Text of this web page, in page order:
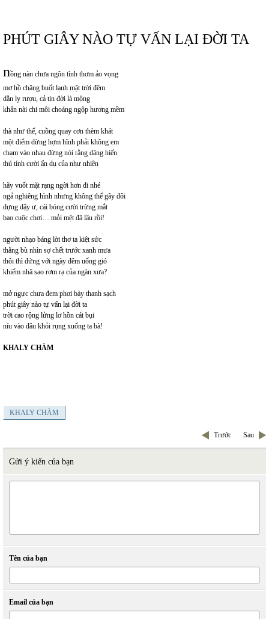
PHÚT GIÂY NÀO TỰ VẤN LẠI ĐỜI TA
nồng nàn chưa ngôn tình thơm ảo vọng
mơ hồ chăng buốt lạnh mặt trời đêm
dằn ly rượu, cả tin đời là mộng
khẩn nài chi môi choáng ngộp hương mềm
thà như thế, cuồng quay cơn thèm khát
một điểm dừng hợm hĩnh phải không em
chạm vào nhau đừng nói rằng dâng hiến
thú tính cười ẩn dụ của như nhiên
hãy vuốt mặt rạng ngời hơn đi nhé
ngả nghiêng hình nhưng không thể gãy đôi
dựng dậy ư, cái bóng cười trừng mắt
bao cuộc chơi… mỏi mệt đã lâu rồi!
người nhạo báng lời thơ ta kiệt sức
thằng bù nhìn sợ chết trước xanh mưa
thôi thì đứng với ngày đêm uống gió
khiếm nhã sao rơm rạ của ngàn xưa?
mở ngực chưa đem phơi bày thanh sạch
phút giây nào tự vấn lại đời ta
trời cao rộng lửng lơ hồn cát bụi
níu vào đâu khỏi rụng xuống ta bà!
KHALY CHÀM
KHALY CHÀM
Trước Sau
Gửi ý kiến của bạn
Tên của bạn
Email của bạn